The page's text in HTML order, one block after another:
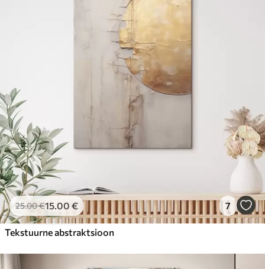
25.00€15.00 € 7
Tekstuurne abstraktsioon